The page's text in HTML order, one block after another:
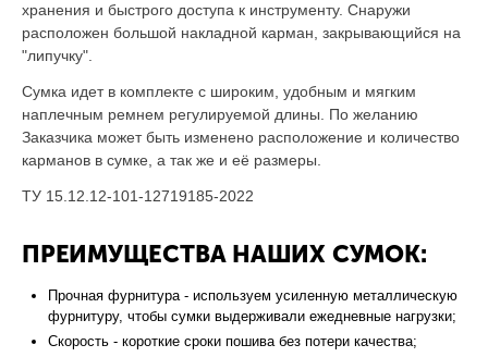
хранения и быстрого доступа к инструменту. Снаружи
расположен большой накладной карман, закрывающийся на
"липучку".
Сумка идет в комплекте с широким, удобным и мягким
наплечным ремнем регулируемой длины. По желанию
Заказчика может быть изменено расположение и количество
карманов в сумке, а так же и её размеры.
ТУ 15.12.12-101-12719185-2022
ПРЕИМУЩЕСТВА НАШИХ СУМОК:
Прочная фурнитура - используем усиленную металлическую
фурнитуру, чтобы сумки выдерживали ежедневные нагрузки;
Скорость - короткие сроки пошива без потери качества;